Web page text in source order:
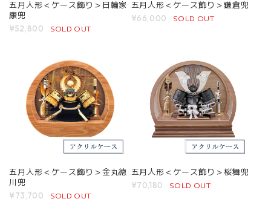
五月人形＜ケース飾り＞日輪家
康兜
¥52,800 SOLD OUT
五月人形＜ケース飾り＞鎌倉兜
¥66,000 SOLD OUT
五月人形＜ケース飾り＞金丸徳
川兜
¥73,700 SOLD OUT
五月人形＜ケース飾り＞桜舞兜
¥70,180 SOLD OUT